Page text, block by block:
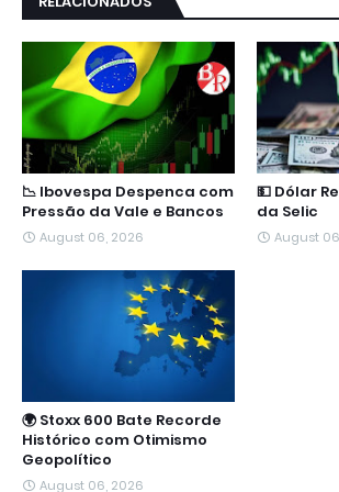
📉 Ibovespa Despenca com
Pressão da Vale e Bancos
August 06, 2026
💵 Dólar
da Selic
August
🌍 Stoxx 600 Bate Recorde
Histórico com Otimismo
Geopolítico
August 06, 2026